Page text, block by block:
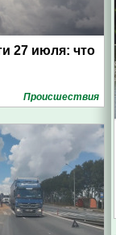
27 июля: что
Проиcшествия